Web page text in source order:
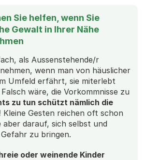
Sie helfen, wenn Sie
Gewalt in Ihrer Nähe
als Aussenstehende/r
wenn man von häuslicher
Umfeld erfährt, sie miterlebt
wäre, die Vorkommnisse zu
zu tun schützt nämlich die
Kleine Gesten reichen oft schon
aber darauf, sich selbst und
zu bringen.
oder weinende Kinder